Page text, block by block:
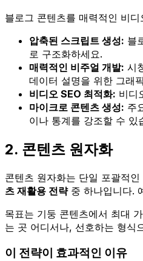
블로그 콘텐츠를 매력적인 비
압축된 스크립트 생성: 블
로 구조화하세요.
매력적인 비주얼 개발: 시
데이터 설명을 위한 그래
비디오 SEO 최적화: 비디
마이크로 콘텐츠 생성: 주
이나 통계를 강조할 수 있
2. 콘텐츠 원자화
콘텐츠 원자화는 단일 포괄적
츠 재활용 전략중 하나입니다.
목표는 기둥 콘텐츠에서 최대
는 곳 어디서나, 선호하는 형식
이 전략이 효과적인 이유